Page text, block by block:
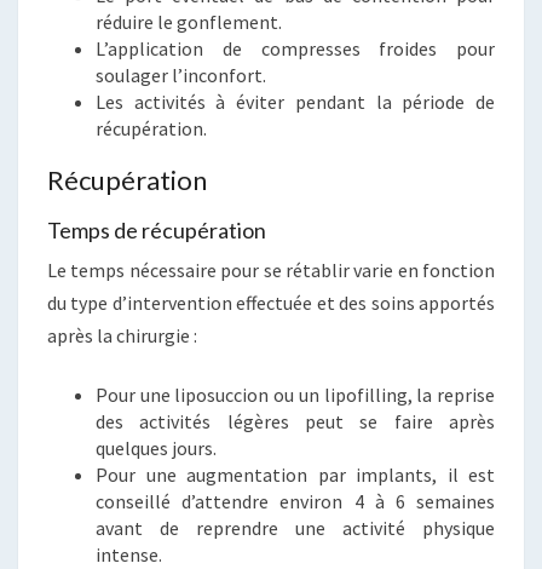
réduire le gonflement.
L’application de compresses froides pour
soulager l’inconfort.
Les activités à éviter pendant la période de
récupération.
Récupération
Temps de récupération
Le temps nécessaire pour se rétablir varie en fonction
du type d’intervention effectuée et des soins apportés
après la chirurgie :
Pour une liposuccion ou un lipofilling, la reprise
des activités légères peut se faire après
quelques jours.
Pour une augmentation par implants, il est
conseillé d’attendre environ 4 à 6 semaines
avant de reprendre une activité physique
intense.